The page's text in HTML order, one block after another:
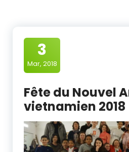
3
Mar, 2018
Fête du Nouvel
vietnamien 2018